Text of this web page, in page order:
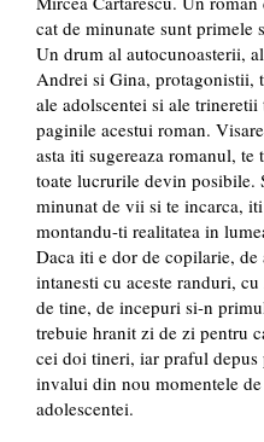
cat de minunate sunt primele
Un drum al autocunoasterii,
Andrei si Gina, protagonistii,
ale adolscentei si ale
paginile acestui roman.
asta iti sugereaza romanul,
toate lucrurile devin posibile.
minunat de vii si te incarca,
montandu-ti realitatea in
Daca iti e dor de copilarie, de
intanesti cu aceste randuri,
de tine, de incepuri si-n
trebuie hranit zi de zi pentru
cei doi tineri, iar praful depus
invalui din nou momentele
adolescentei.